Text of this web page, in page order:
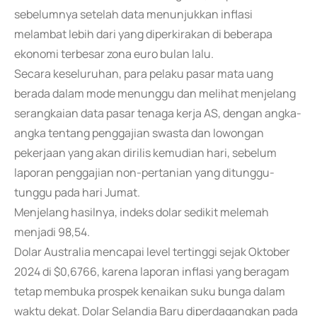
sebelumnya setelah data menunjukkan inflasi
melambat lebih dari yang diperkirakan di beberapa
ekonomi terbesar zona euro bulan lalu.
Secara keseluruhan, para pelaku pasar mata uang
berada dalam mode menunggu dan melihat menjelang
serangkaian data pasar tenaga kerja AS, dengan angka-
angka tentang penggajian swasta dan lowongan
pekerjaan yang akan dirilis kemudian hari, sebelum
laporan penggajian non-pertanian yang ditunggu-
tunggu pada hari Jumat.
Menjelang hasilnya, indeks dolar sedikit melemah
menjadi 98,54.
Dolar Australia mencapai level tertinggi sejak Oktober
2024 di $0,6766, karena laporan inflasi yang beragam
tetap membuka prospek kenaikan suku bunga dalam
waktu dekat. Dolar Selandia Baru diperdagangkan pada